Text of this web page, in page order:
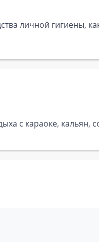
личной гигиены,
с караоке, кальян,